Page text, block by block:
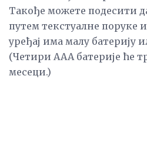
Такође можете подесити
путем текстуалне поруке
уређај има малу батерију
(Четири ААА батерије ће
месеци.)